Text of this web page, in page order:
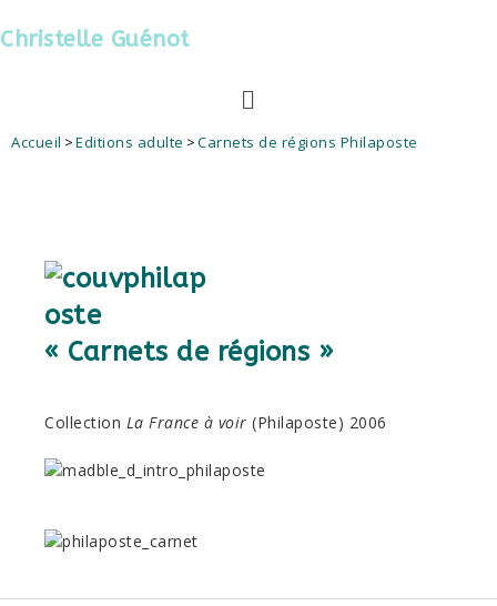
Christelle Guénot
Accueil >Editions adulte >Carnets de régions Philaposte
« Carnets de régions »
Collection La France à voir (Philaposte) 2006